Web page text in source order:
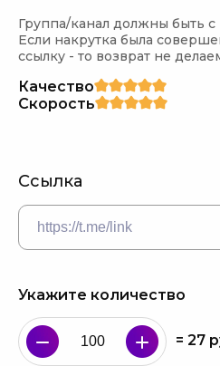
Группа/канал должны быть
Если накрутка была
ссылку - то возврат не
Качество
Скорость
Ссылка
Укажите количество
= 27